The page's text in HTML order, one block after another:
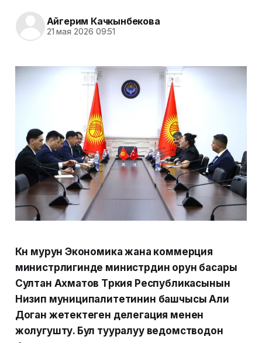
Айгерим Качкынбекова
21 мая 2026 09:51
Күн мурун Экономика жана коммерция
министрлигинде министрдин орун басары
Султан Ахматов Түркия Республикасынын
Низип муниципалитетинин башчысы Али
Доган жетектеген делегация менен
жолугушту. Бул тууралуу ведомстводон